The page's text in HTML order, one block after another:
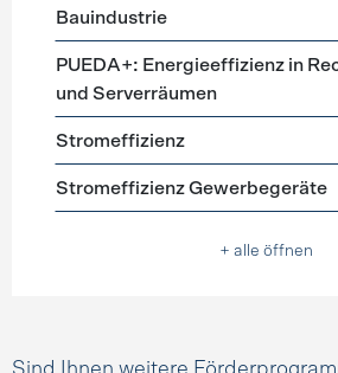
Bauindustrie
PUEDA+: Energieeffizienz in
und Serverräumen
Stromeffizienz
Stromeffizienz Gewerbegeräte
+ alle öffnen